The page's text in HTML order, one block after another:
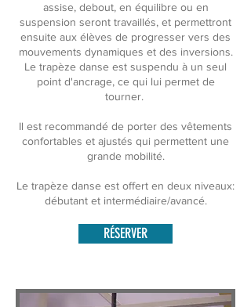
assise, debout, en équilibre ou en
suspension seront travaillés, et permettront
ensuite aux élèves de progresser vers des
mouvements dynamiques et des inversions.
Le trapèze danse est suspendu à un seul
point d'ancrage, ce qui lui permet de
tourner.
Il est recommandé de porter des vêtements
confortables et ajustés qui permettent une
grande mobilité.
Le trapèze danse est offert en deux niveaux:
débutant et intermédiaire/avancé.
RÉSERVER